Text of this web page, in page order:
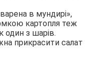
в мундирі»,
картопля теж
один з шарів.
прикрасити салат